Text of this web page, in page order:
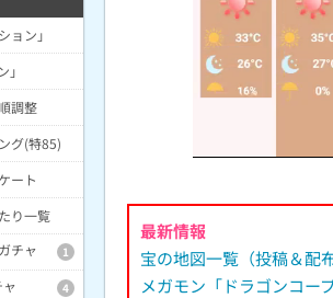
最新情報
宝の地図一覧（投稿＆配
メガモン「ドラゴンコープ
ョン」
」
調整
グ(特85)
ート
り一覧
チャ
1
4